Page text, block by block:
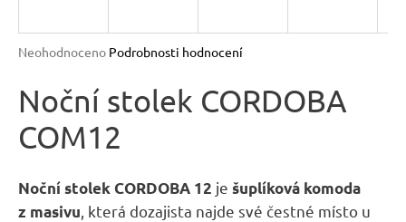
Průměrné
produktu
0,0
z
hvězdiček.
Neohodnoceno Podrobnosti hodnocení
Noční stolek CORDOBA
COM12
Noční stolek CORDOBA 12 je šuplíková komoda
z masivu , která dozajista najde své čestné místo u
a
t
?